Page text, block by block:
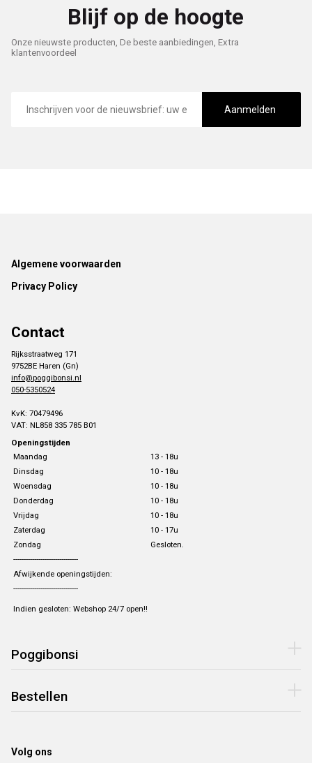
Blijf op de hoogte
Onze nieuwste producten, De beste aanbiedingen, Extra
klantenvoordeel
mailadres
Aanmelden
Footer
Algemene voorwaarden
Privacy Policy
Contact
Rijksstraatweg 171
9752BE Haren (Gn)
info@poggibonsi.nl
050-5350524
KvK: 70479496
VAT: NL858 335 785 B01
Openingstijden
Maandag
13 - 18u
Dinsdag
10 - 18u
Woensdag
10 - 18u
Donderdag
10 - 18u
Vrijdag
10 - 18u
Zaterdag
10 - 17u
Zondag
Gesloten.
-------------------------------
Afwijkende openingstijden:
-------------------------------
Indien gesloten: Webshop 24/7 open!!
Poggibonsi
Bestellen
Volg ons